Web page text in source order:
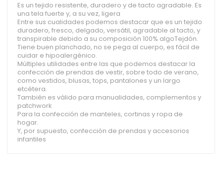
Es un tejido resistente, duradero y de tacto agradable. Es
una tela fuerte y, a su vez, ligera
Entre sus cualidades podemos destacar que es un tejido
duradero, fresco, delgado, versátil, agradable al tacto, y
transpirable debido a su composición 100% algoTejdón.
Tiene buen planchado, no se pega al cuerpo, es fácil de
cuidar e hipoalergénico.
Múltiples utilidades entre las que podemos destacar la
confección de prendas de vestir, sobre todo de verano,
como vestidos, blusas, tops, pantalones y un largo
etcétera.
También es válido para manualidades, complementos y
patchwork
Para la confección de manteles, cortinas y ropa de
hogar.
Y, por supuesto, confección de prendas y accesorios
infantiles